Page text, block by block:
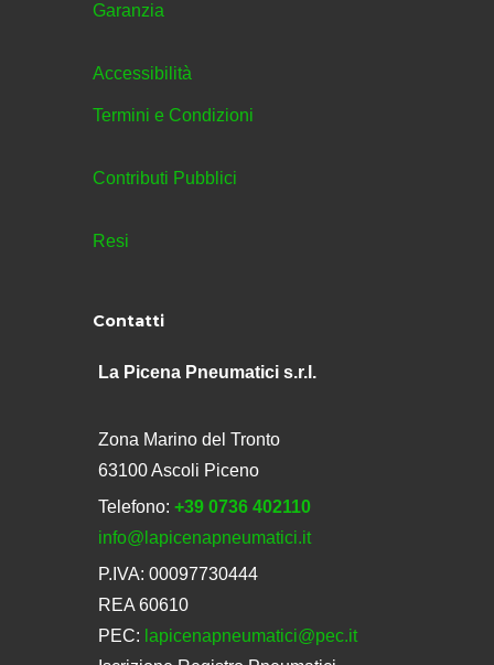
Garanzia
Accessibilità
Termini e Condizioni
Contributi Pubblici
Resi
Contatti
La Picena Pneumatici s.r.l.
Zona Marino del Tronto
63100 Ascoli Piceno
Telefono: +39 0736 402110
info@lapicenapneumatici.it
P.IVA: 00097730444
REA 60610
PEC: lapicenapneumatici@pec.it